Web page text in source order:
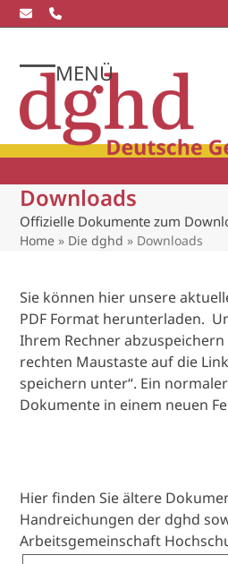
Skip
to
MENÜ
Open
mobile
menu
Close
mobile
menu
Downloads
Offizielle Dokumente zum
Home » Die dghd » Downloads
Sie können hier unsere
PDF Format herunterladen.
Ihrem Rechner
rechten Maustaste auf die
speichern unter“. Ein
Dokumente in einem neuen
Hier finden Sie ältere
Handreichungen der dghd
Arbeitsgemeinschaft